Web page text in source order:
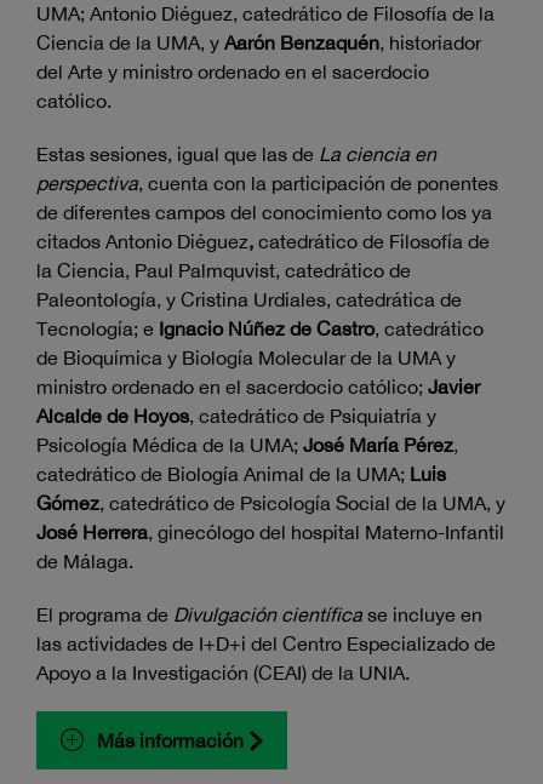
UMA; Antonio Diéguez, catedrático de Filosofía de la
Ciencia de la UMA, y Aarón Benzaquén, historiador
del Arte y ministro ordenado en el sacerdocio
católico.
Estas sesiones, igual que las de La ciencia en
perspectiva, cuenta con la participación de ponentes
de diferentes campos del conocimiento como los ya
citados Antonio Diéguez, catedrático de Filosofía de
la Ciencia, Paul Palmquvist, catedrático de
Paleontología, y Cristina Urdiales, catedrática de
Tecnología; e Ignacio Núñez de Castro, catedrático
de Bioquímica y Biología Molecular de la UMA y
ministro ordenado en el sacerdocio católico; Javier
Alcalde de Hoyos, catedrático de Psiquiatría y
Psicología Médica de la UMA; José María Pérez,
catedrático de Biología Animal de la UMA; Luis
Gómez, catedrático de Psicología Social de la UMA, y
José Herrera, ginecólogo del hospital Materno-Infantil
de Málaga.
El programa de Divulgación científica se incluye en
las actividades de I+D+i del Centro Especializado de
Apoyo a la Investigación (CEAI) de la UNIA.
Más información